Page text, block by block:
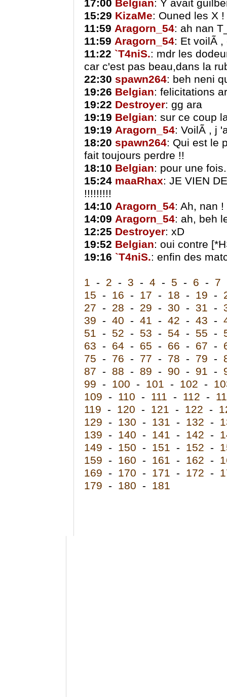
17:00 Belgian: Y avait
15:29 KizaMe: Ouned les X
11:59 Aragorn_54: ah nan
11:59 Aragorn_54: Et voilÃ
11:22 `T4niS.: mdr les
car c'est pas beau,dans la
22:30 spawn264: beh neni
19:26 Belgian: felicitations
19:22 Destroyer: gg ara
19:19 Belgian: sur ce coup
19:19 Aragorn_54: VoilÃ , j
18:20 spawn264: Qui est le
fait toujours perdre !!
18:10 Belgian: pour une
15:24 maaRhax: JE VIEN
!!!!!!!!!
14:10 Aragorn_54: Ah, nan
14:09 Aragorn_54: ah, beh
12:25 Destroyer: xD
19:52 Belgian: oui contre
19:16 `T4niS.: enfin des
1 - 2 - 3 - 4 - 5 - 6 - 7
15 - 16 - 17 - 18 - 19 -
27 - 28 - 29 - 30 - 31 -
39 - 40 - 41 - 42 - 43 -
51 - 52 - 53 - 54 - 55 -
63 - 64 - 65 - 66 - 67 -
75 - 76 - 77 - 78 - 79 -
87 - 88 - 89 - 90 - 91 -
99 - 100 - 101 - 102 -
109 - 110 - 111 - 112 -
119 - 120 - 121 - 122 -
129 - 130 - 131 - 132 -
139 - 140 - 141 - 142 -
149 - 150 - 151 - 152 -
159 - 160 - 161 - 162 -
169 - 170 - 171 - 172 -
179 - 180 - 181